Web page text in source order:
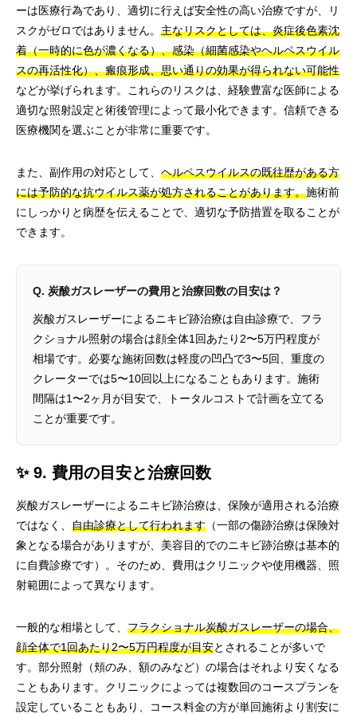
ーは医療行為であり、適切に行えば安全性の高い治療ですが、リ
スクがゼロではありません。 主なリスクとしては、炎症後色素沈
着（一時的に色が濃くなる）、感染（細菌感染やヘルペスウイル
スの再活性化）、瘢痕形成、思い通りの効果が得られない可能性
などが挙げられます。これらのリスクは、経験豊富な医師による
適切な照射設定と術後管理によって最小化できます。信頼できる
医療機関を選ぶことが非常に重要です。
また、副作用の対応として、 ヘルペスウイルスの既往歴がある方
には予防的な抗ウイルス薬が処方されることがあります。施術前
にしっかりと病歴を伝えることで、適切な予防措置を取ることが
できます。
Q. 炭酸ガスレーザーの費用と治療回数の目安は？
炭酸ガスレーザーによるニキビ跡治療は自由診療で、フラ
クショナル照射の場合は顔全体1回あたり2〜5万円程度が
相場です。必要な施術回数は軽度の凹凸で3〜5回、重度の
クレーターでは5〜10回以上になることもあります。施術
間隔は1〜2ヶ月が目安で、トータルコストで計画を立てる
ことが重要です。
✨ 9. 費用の目安と治療回数
炭酸ガスレーザーによるニキビ跡治療は、保険が適用される治療
ではなく、 自由診療として行われます （一部の傷跡治療は保険対
象となる場合がありますが、美容目的でのニキビ跡治療は基本的
に自費診療です）。そのため、費用はクリニックや使用機器、照
射範囲によって異なります。
一般的な相場として、 フラクショナル炭酸ガスレーザーの場合、
顔全体で1回あたり2〜5万円程度が目安とされることが多いで
す。部分照射（頬のみ、額のみなど）の場合はそれより安くなる
こともあります。クリニックによっては複数回のコースプランを
設定していることもあり、コース料金の方が単回施術より割安に